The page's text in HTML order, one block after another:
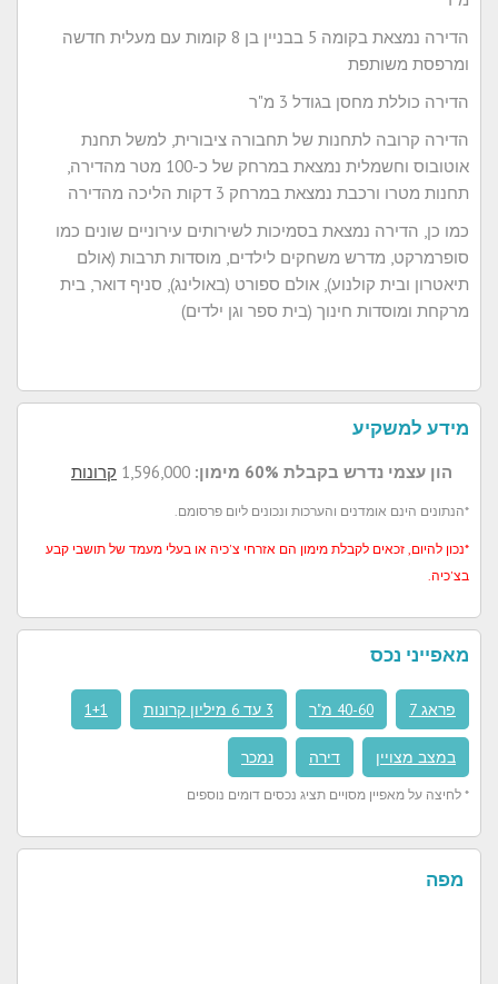
הדירה נמצאת בקומה 5 בבניין בן 8 קומות עם מעלית חדשה
ומרפסת משותפת
הדירה כוללת מחסן בגודל 3 מ"ר
הדירה קרובה לתחנות של תחבורה ציבורית, למשל תחנת
אוטובוס וחשמלית נמצאת במרחק של כ-100 מטר מהדירה,
תחנות מטרו ורכבת נמצאת במרחק 3 דקות הליכה מהדירה
כמו כן, הדירה נמצאת בסמיכות לשירותים עירוניים שונים כמו
סופרמרקט, מדרש משחקים לילדים, מוסדות תרבות (אולם
תיאטרון ובית קולנוע), אולם ספורט (באולינג), סניף דואר, בית
מרקחת ומוסדות חינוך (בית ספר וגן ילדים)
מידע למשקיע
הון עצמי נדרש בקבלת 60% מימון: 1,596,000 קרונות
*הנתונים הינם אומדנים והערכות ונכונים ליום פרסומם.
*נכון להיום, זכאים לקבלת מימון הם אזרחי צ'כיה או בעלי מעמד של תושבי קבע
בצ'כיה.
מאפייני נכס
פראג 7 40-60 מ"ר 3 עד 6 מיליון קרונות 1+1
במצב מצויין דירה נמכר
* לחיצה על מאפיין מסויים תציג נכסים דומים נוספים
מפה